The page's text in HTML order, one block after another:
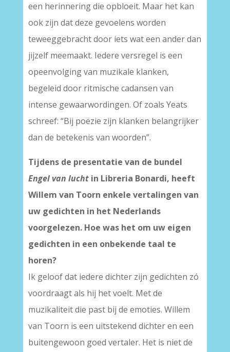
een herinnering die opbloeit. Maar het kan
ook zijn dat deze gevoelens worden
teweeggebracht door iets wat een ander dan
jijzelf meemaakt. Iedere versregel is een
opeenvolging van muzikale klanken,
begeleid door ritmische cadansen van
intense gewaarwordingen. Of zoals Yeats
schreef: “Bij poëzie zijn klanken belangrijker
dan de betekenis van woorden”.
Tijdens de presentatie van de bundel
Engel van lucht in Libreria Bonardi, heeft
Willem van Toorn enkele vertalingen van
uw gedichten in het Nederlands
voorgelezen. Hoe was het om uw eigen
gedichten in een onbekende taal te
horen?
Ik geloof dat iedere dichter zijn gedichten zó
voordraagt als hij het voelt. Met de
muzikaliteit die past bij de emoties. Willem
van Toorn is een uitstekend dichter en een
buitengewoon goed vertaler. Het is niet de